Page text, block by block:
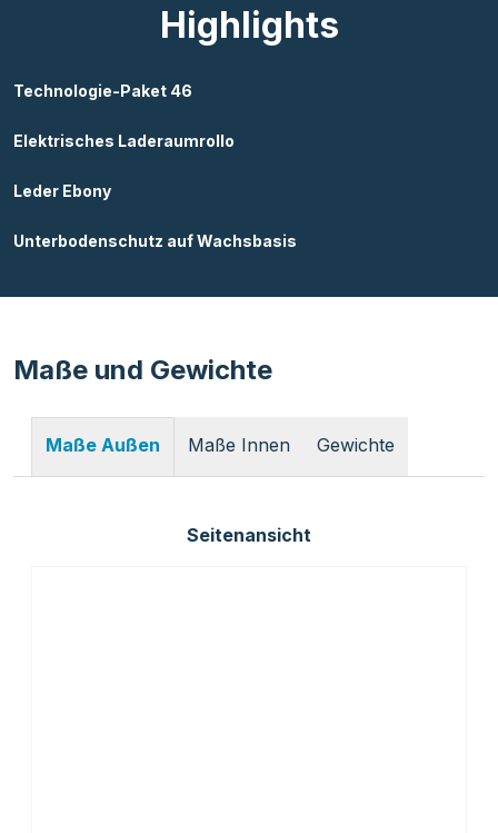
Highlights
Technologie-Paket 46
Elektrisches Laderaumrollo
Leder Ebony
Unterbodenschutz auf Wachsbasis
Maße und Gewichte
Maße Außen Maße Innen Gewichte
Seitenansicht